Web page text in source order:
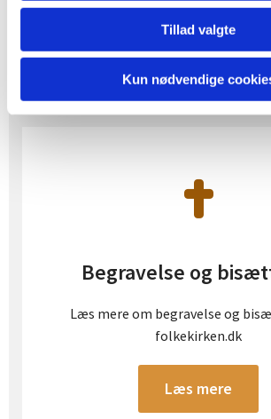
Tillad valgte
Kun nødvendige
Sjælesorg samtaler
Begravelse og
Læs mere om begravelse og
folkekirken.dk
Læs mere